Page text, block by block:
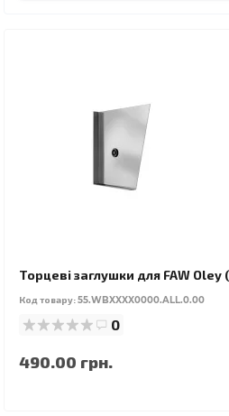
Торцеві заглушки для FAW Oley
Код товару:55.WBXXXX0000.ALL.0.00
0
490.00 грн.